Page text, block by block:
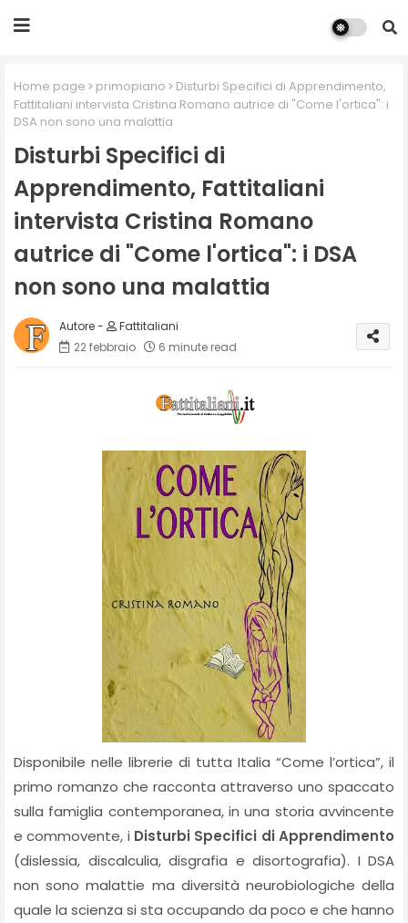
Home page primopiano
Disturbi Specifici di Apprendimento,
Fattitaliani intervista Cristina Romano autrice di "Come l'ortica": i
DSA non sono una malattia
Disturbi Specifici di
Apprendimento, Fattitaliani
intervista Cristina Romano
autrice di "Come l'ortica": i DSA
non sono una malattia
Fattitaliani
22 febbraio
6 minute read
Disponibile nelle librerie di tutta Italia “Come l’ortica”, il
primo romanzo che racconta attraverso uno spaccato
sulla famiglia contemporanea, in una storia avvincente
e commovente, i Disturbi Specifici di Apprendimento
(dislessia, discalculia, disgrafia e disortografia). I DSA
non sono malattie ma diversità neurobiologiche della
quale la scienza si sta occupando da poco e che hanno